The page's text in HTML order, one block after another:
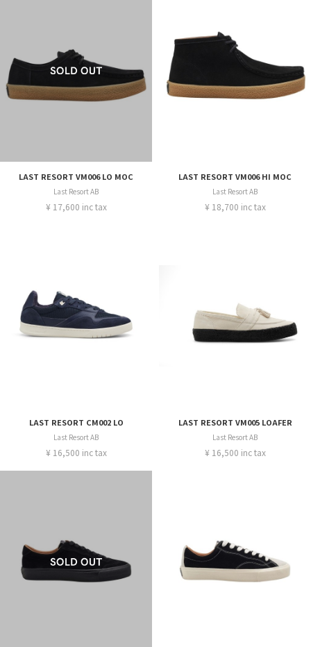
LAST RESORT VM006 LO MOC
Last Resort AB
¥ 17,600 inc tax
LAST RESORT VM006 HI MOC
Last Resort AB
¥ 18,700 inc tax
LAST RESORT CM002 LO
Last Resort AB
¥ 16,500 inc tax
LAST RESORT VM005 LOAFER
Last Resort AB
¥ 16,500 inc tax